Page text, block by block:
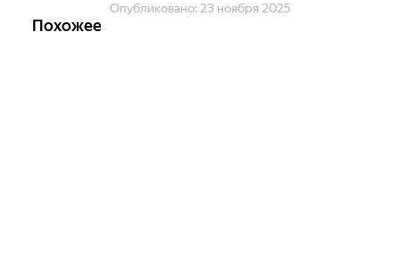
Опубликовано: 23 ноября 2025
Похожее